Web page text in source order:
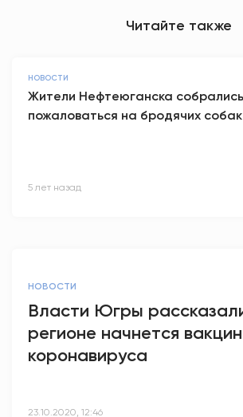
Читайте также
НОВОСТИ
Жители Нефтеюганска
пожаловаться на бродячих
5 лет назад
НОВОСТИ
Власти Югры
регионе начнется
коронавируса
23.10.2020, 12:46